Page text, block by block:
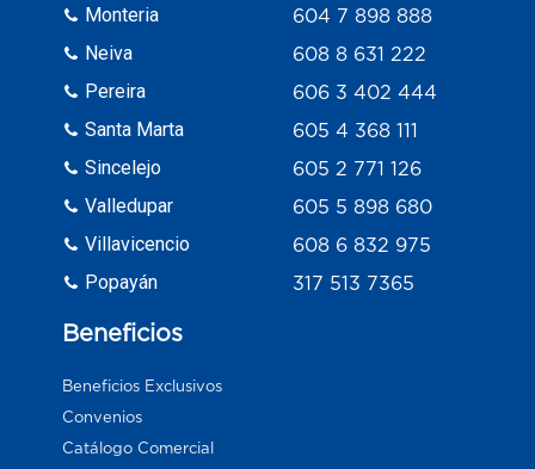
Monteria
Neiva
Pereira
Santa Marta
Sincelejo
Valledupar
Villavicencio
Popayán
604 7 898 888
608 8 631 222
606 3 402 444
605 4 368 111
605 2 771 126
605 5 898 680
608 6 832 975
317 513 7365
Beneficios
Beneficios Exclusivos
Convenios
Catálogo Comercial